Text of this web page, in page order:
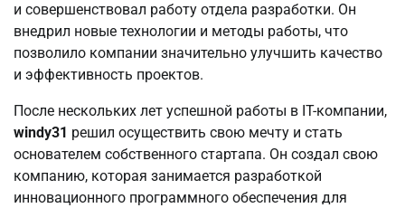
и совершенствовал работу отдела разработки. Он
внедрил новые технологии и методы работы, что
позволило компании значительно улучшить качество
и эффективность проектов.
После нескольких лет успешной работы в IT-компании,
windy31 решил осуществить свою мечту и стать
основателем собственного стартапа. Он создал свою
компанию, которая занимается разработкой
инновационного программного обеспечения для